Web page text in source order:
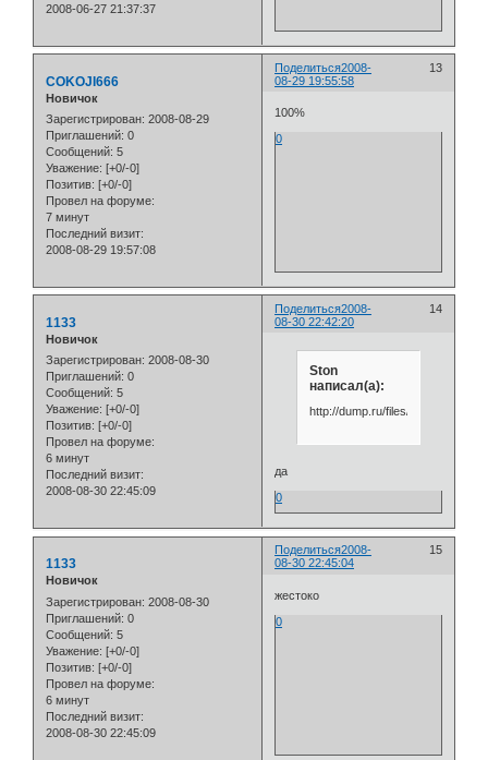
2008-06-27 21:37:37
Поделиться 13
2008-
08-29 19:55:58
COKOJI666
Новичок
Зарегистрирован: 2008-08-29
Приглашений: 0
Сообщений: 5
Уважение: [+0/-0]
Позитив: [+0/-0]
Провел на форуме:
7 минут
Последний визит:
2008-08-29 19:57:08
100%
0
Поделиться 14
2008-
08-30 22:42:20
1133
Новичок
Зарегистрирован: 2008-08-30
Приглашений: 0
Сообщений: 5
Уважение: [+0/-0]
Позитив: [+0/-0]
Провел на форуме:
6 минут
Последний визит:
2008-08-30 22:45:09
Ston
написал(а):
http://dump.ru/files/0/0426264373/
да
0
Поделиться 15
2008-
08-30 22:45:04
1133
Новичок
Зарегистрирован: 2008-08-30
Приглашений: 0
Сообщений: 5
Уважение: [+0/-0]
Позитив: [+0/-0]
Провел на форуме:
6 минут
Последний визит:
2008-08-30 22:45:09
жестоко
0